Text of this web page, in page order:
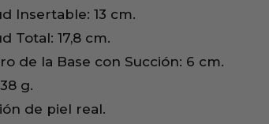
Insertable: 13 cm.
Total: 17,8 cm.
de la Base con Succión: 6 cm.
g.
de piel real.